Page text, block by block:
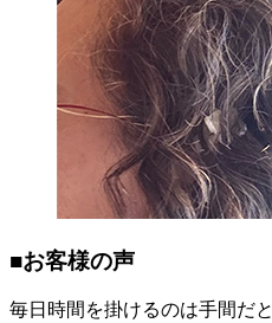
■お客様の声
毎日時間を掛けるのは手間だ